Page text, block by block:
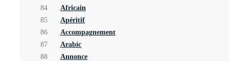
84
Africain
85
Apéritif
86
Accompagnement
87
Arabic
88
Annonce